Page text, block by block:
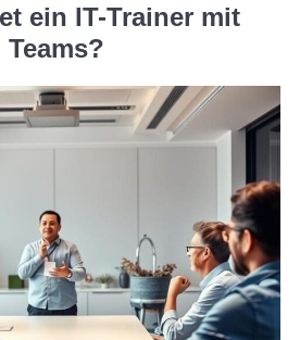
ein IT-Trainer mit
Teams?